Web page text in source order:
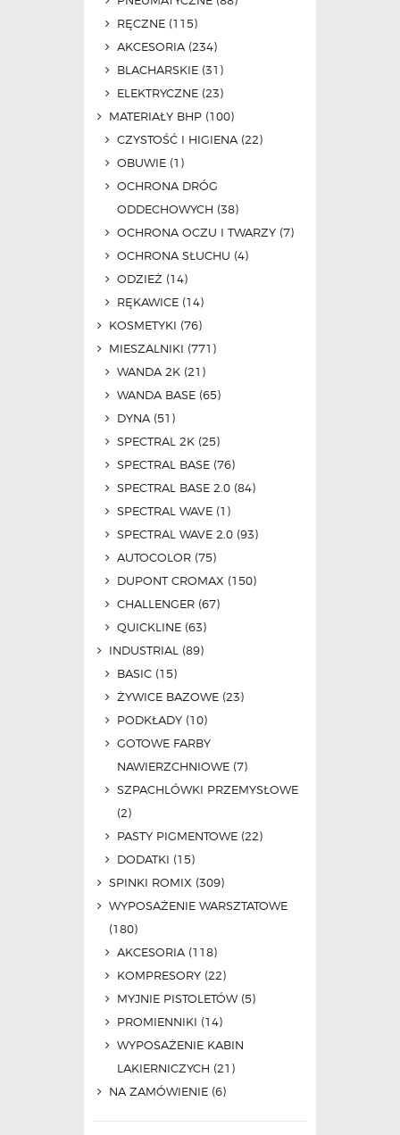
RĘCZNE (115)
AKCESORIA (234)
BLACHARSKIE (31)
ELEKTRYCZNE (23)
MATERIAŁY BHP (100)
CZYSTOŚĆ I HIGIENA (22)
OBUWIE (1)
OCHRONA DRÓG
ODDECHOWYCH (38)
OCHRONA OCZU I TWARZY (7)
OCHRONA SŁUCHU (4)
ODZIEŻ (14)
RĘKAWICE (14)
KOSMETYKI (76)
MIESZALNIKI (771)
WANDA 2K (21)
WANDA BASE (65)
DYNA (51)
SPECTRAL 2K (25)
SPECTRAL BASE (76)
SPECTRAL BASE 2.0 (84)
SPECTRAL WAVE (1)
SPECTRAL WAVE 2.0 (93)
AUTOCOLOR (75)
DUPONT CROMAX (150)
CHALLENGER (67)
QUICKLINE (63)
INDUSTRIAL (89)
BASIC (15)
ŻYWICE BAZOWE (23)
PODKŁADY (10)
GOTOWE FARBY
NAWIERZCHNIOWE (7)
SZPACHLÓWKI PRZEMYSŁOWE
(2)
PASTY PIGMENTOWE (22)
DODATKI (15)
SPINKI ROMIX (309)
WYPOSAŻENIE WARSZTATOWE
(180)
AKCESORIA (118)
KOMPRESORY (22)
MYJNIE PISTOLETÓW (5)
PROMIENNIKI (14)
WYPOSAŻENIE KABIN
LAKIERNICZYCH (21)
NA ZAMÓWIENIE (6)